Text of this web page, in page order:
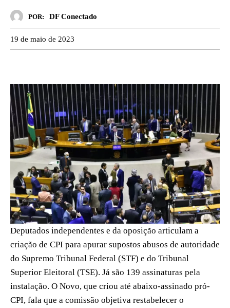
POR: DF Conectado
19 de maio de 2023
Deputados independentes e da oposição articulam a
criação de CPI para apurar supostos abusos de autoridade
do Supremo Tribunal Federal (STF) e do Tribunal
Superior Eleitoral (TSE). Já são 139 assinaturas pela
instalação. O Novo, que criou até abaixo-assinado pró-
CPI, fala que a comissão objetiva restabelecer o